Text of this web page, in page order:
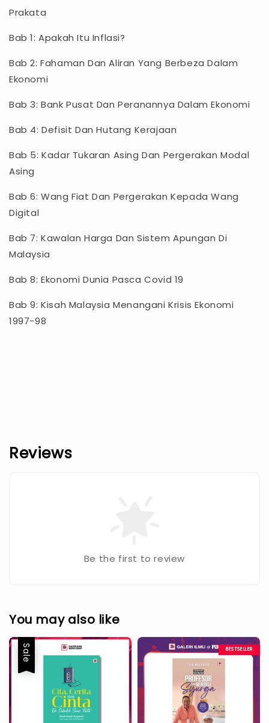
Prakata
Bab 1: Apakah Itu Inflasi?
Bab 2: Fahaman Dan Aliran Yang Berbeza Dalam
Ekonomi
Bab 3: Bank Pusat Dan Peranannya Dalam Ekonomi
Bab 4: Defisit Dan Hutang Kerajaan
Bab 5: Kadar Tukaran Asing Dan Pergerakan Modal
Asing
Bab 6: Wang Fiat Dan Pergerakan Kepada Wang
Digital
Bab 7: Kawalan Harga Dan Sistem Apungan Di
Malaysia
Bab 8: Ekonomi Dunia Pasca Covid 19
Bab 9: Kisah Malaysia Menangani Krisis Ekonomi
1997-98
Reviews
Be the first to review
You may also like
Sale BESTSELLER